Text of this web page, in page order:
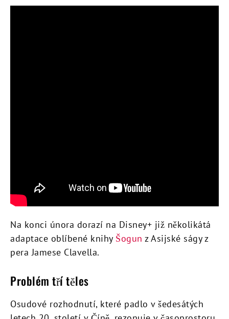
Na konci února dorazí na Disney+ již několikátá
adaptace oblíbené knihy Šogun z Asijské ságy z
pera Jamese Clavella.
Problém tří těles
Osudové rozhodnutí, které padlo v šedesátých